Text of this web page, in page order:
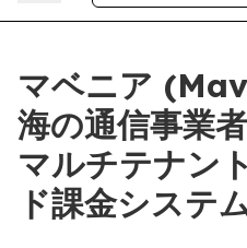
マベニア
海の通信事業
マルチテナン
ド課金システ